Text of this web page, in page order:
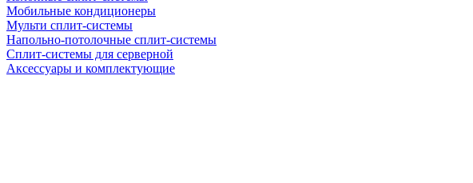
Мобильные кондиционеры
Мульти сплит-системы
Напольно-потолочные сплит-системы
Сплит-системы для серверной
Аксессуары и комплектующие